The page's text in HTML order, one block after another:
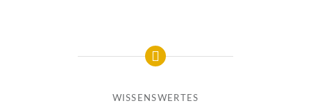
WISSENSWERTES